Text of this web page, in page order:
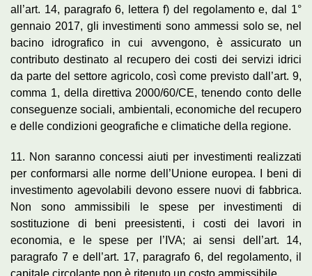
all’art. 14, paragrafo 6, lettera f) del regolamento e, dal 1°
gennaio 2017, gli investimenti sono ammessi solo se, nel
bacino idrografico in cui avvengono, è assicurato un
contributo destinato al recupero dei costi dei servizi idrici
da parte del settore agricolo, così come previsto dall’art. 9,
comma 1, della direttiva 2000/60/CE, tenendo conto delle
conseguenze sociali, ambientali, economiche del recupero
e delle condizioni geografiche e climatiche della regione.
11. Non saranno concessi aiuti per investimenti realizzati
per conformarsi alle norme dell’Unione europea. I beni di
investimento agevolabili devono essere nuovi di fabbrica.
Non sono ammissibili le spese per investimenti di
sostituzione di beni preesistenti, i costi dei lavori in
economia, e le spese per l’IVA; ai sensi dell’art. 14,
paragrafo 7 e dell’art. 17, paragrafo 6, del regolamento, il
capitale circolante non è ritenuto un costo ammissibile.